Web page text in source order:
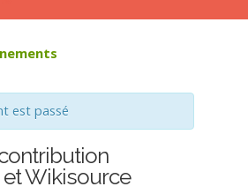
est passé
Wikisource